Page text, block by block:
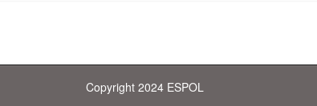
Copyright 2024 ESPOL